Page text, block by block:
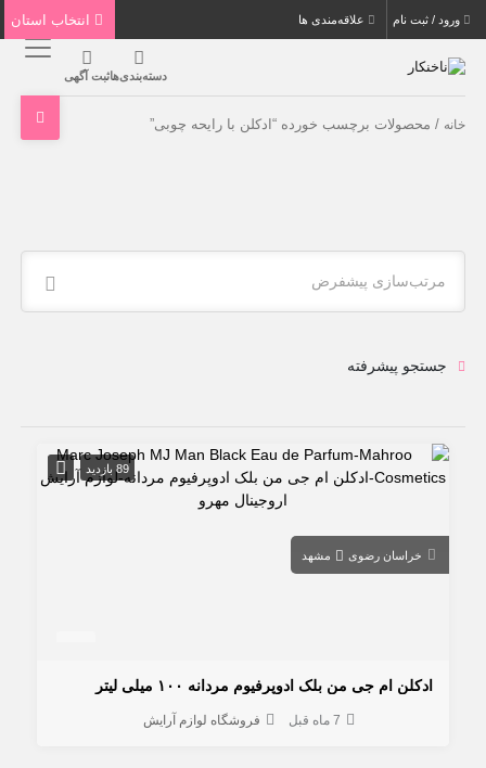
ورود / ثبت نام علاقه‌مندی ها
دسته‌بندی‌هاثبت آگهی
خانه / محصولات برچسب خورده “ادکلن با رایحه چوبی”
مرتب‌سازی پیشفرض
جستجو پیشرفته
89 بازدید
خراسان رضوی مشهد
ادكلن ام جی من بلک ادوپرفیوم مردانه ۱۰۰ میلی لیتر
7 ماه قبل فروشگاه لوازم آرایش